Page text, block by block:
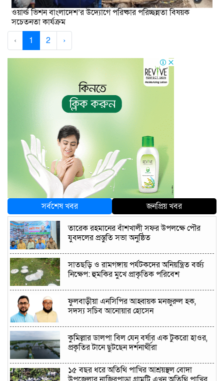
ওয়ার্ল্ড ভিশন বাংলাদেশ’র উদ্যোগে পরিষ্কার পরিচ্ছন্নতা বিষয়ক
সচেতনতা কার্যক্রম
‹
1 2 ›
সর্বশেষ খবর
জনপ্রিয় খবর
তারেক রহমানের বাঁশখালী সফর উপলক্ষে পৌর
যুবদলের প্রস্তুতি সভা অনুষ্ঠিত
সাতছড়ি ও রামগঙ্গায় পর্যটকদের অনিয়ন্ত্রিত বর্জ্য
নিক্ষেপ: হুমকির মুখে প্রাকৃতিক পরিবেশ
ফুলবাড়ীয়া এনসিপির আহ্বায়ক মনজুরুল হক,
সদস্য সচিব আনোয়ার হোসেন
কুমিল্লার ডালপা বিল যেন বর্ষার এক টুকরো হাওর,
প্রকৃতির টানে ছুটছেন দর্শনার্থীরা
১৫ বছর ধরে অতিথি পাখির আশ্রয়স্থল বোদা